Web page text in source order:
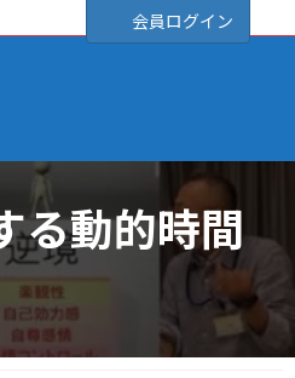
会員ログイン
る動的時間